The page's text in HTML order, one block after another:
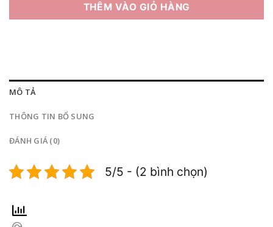
THÊM VÀO GIỎ HÀNG
MÔ TẢ
THÔNG TIN BỔ SUNG
ĐÁNH GIÁ (0)
5/5 - (2 bình chọn)